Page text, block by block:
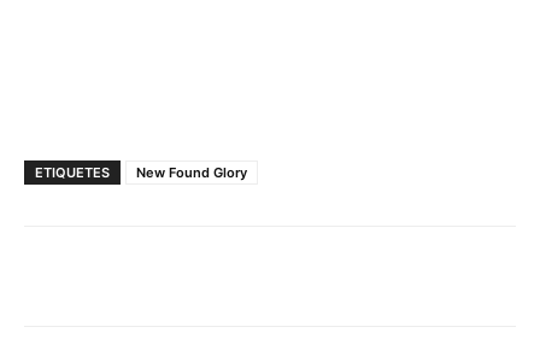
ETIQUETES New Found Glory